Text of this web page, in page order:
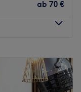
ab 70 €
09:00–18:00
09:00–18:00
18:00